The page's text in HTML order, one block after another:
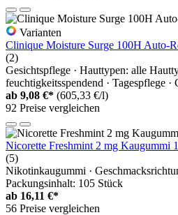
Varianten
Clinique Moisture Surge 100H Auto-
(2)
Gesichtspflege · Hauttypen: alle
feuchtigkeitsspendend · Tagespflege ·
ab 9,08 €* (605,33 €/l)
92 Preise vergleichen
Nicorette Freshmint 2 mg Kaugummi
(5)
Nikotinkaugummi ·
Packungsinhalt: 105 Stück
ab 16,11 €*
56 Preise vergleichen